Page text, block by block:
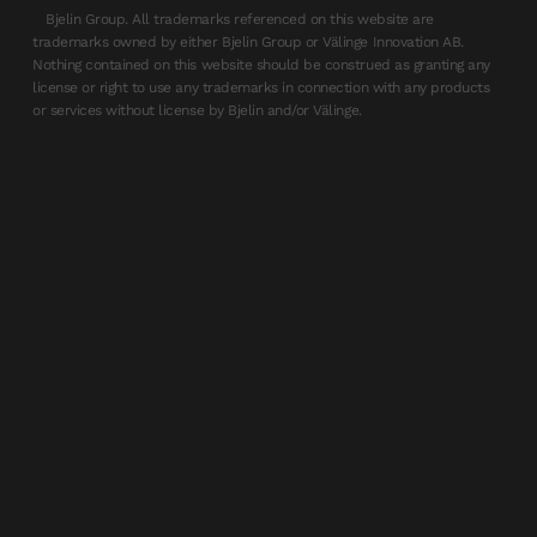
Bjelin Group. All trademarks referenced on this website are
trademarks owned by either Bjelin Group or Välinge Innovation AB.
Nothing contained on this website should be construed as granting any
license or right to use any trademarks in connection with any products
or services without license by Bjelin and/or Välinge.